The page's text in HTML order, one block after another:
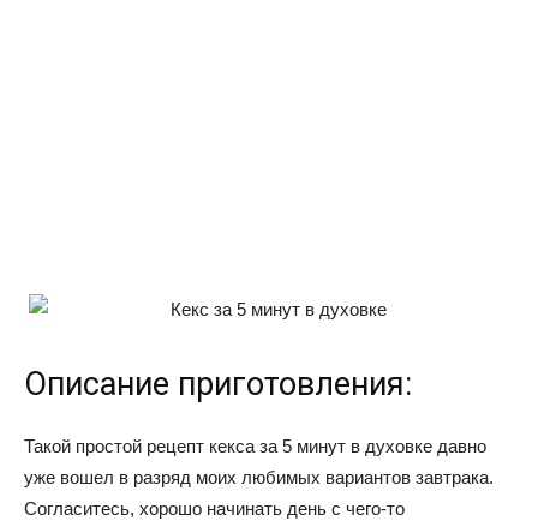
Описание приготовления:
Такой простой рецепт кекса за 5 минут в духовке давно
уже вошел в разряд моих любимых вариантов завтрака.
Согласитесь, хорошо начинать день с чего-то